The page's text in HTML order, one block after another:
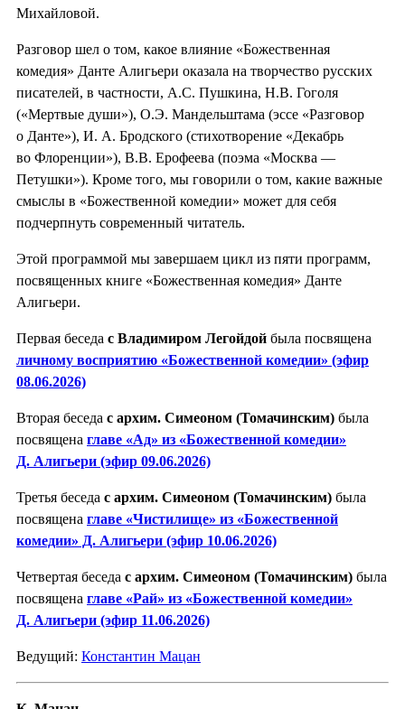
Михайловой.
Разговор шел о том, какое влияние «Божественная
комедия» Данте Алигьери оказала на творчество русских
писателей, в частности, А.С. Пушкина, Н.В. Гоголя
(«Мертвые души»), О.Э. Мандельштама (эссе «Разговор
о Данте»), И. А. Бродского (стихотворение «Декабрь
во Флоренции»), В.В. Ерофеева (поэма «Москва —
Петушки»). Кроме того, мы говорили о том, какие важные
смыслы в «Божественной комедии» может для себя
подчерпнуть современный читатель.
Этой программой мы завершаем цикл из пяти программ,
посвященных книге «Божественная комедия» Данте
Алигьери.
Первая беседа с Владимиром Легойдой была посвящена
личному восприятию «Божественной комедии» (эфир
08.06.2026)
Вторая беседа с архим. Симеоном (Томачинским) была
посвящена главе «Ад» из «Божественной комедии»
Д. Алигьери (эфир 09.06.2026)
Третья беседа с архим. Симеоном (Томачинским) была
посвящена главе «Чистилище» из «Божественной
комедии» Д. Алигьери (эфир 10.06.2026)
Четвертая беседа с архим. Симеоном (Томачинским) была
посвящена главе «Рай» из «Божественной комедии»
Д. Алигьери (эфир 11.06.2026)
Ведущий: Константин Мацан